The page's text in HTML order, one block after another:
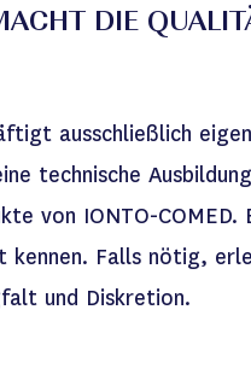
DIE
ausschließlich
technische
von IONTO-
Falls nötig,
und Diskretion.